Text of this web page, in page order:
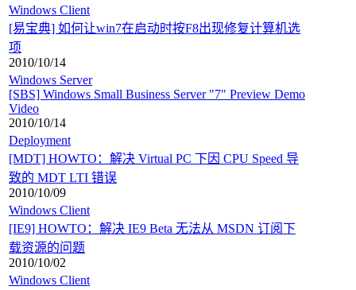
Windows Client
[易宝典] 如何让win7在启动时按F8出现修复计算机选
项
2010/10/14
Windows Server
[SBS] Windows Small Business Server "7" Preview Demo
Video
2010/10/14
Deployment
[MDT] HOWTO：解决 Virtual PC 下因 CPU Speed 导
致的 MDT LTI 错误
2010/10/09
Windows Client
[IE9] HOWTO：解决 IE9 Beta 无法从 MSDN 订阅下
载资源的问题
2010/10/02
Windows Client